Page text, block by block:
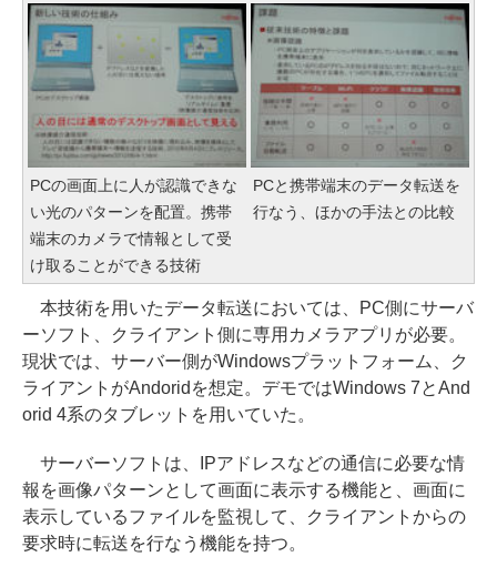
PCの画面上に人が認識できな
い光のパターンを配置。携帯
端末のカメラで情報として受
け取ることができる技術
PCと携帯端末のデータ転送を
行なう、ほかの手法との比較
本技術を用いたデータ転送においては、PC側にサーバ
ーソフト、クライアント側に専用カメラアプリが必要。
現状では、サーバー側がWindowsプラットフォーム、ク
ライアントがAndoridを想定。デモではWindows 7とAnd
orid 4系のタブレットを用いていた。
サーバーソフトは、IPアドレスなどの通信に必要な情
報を画像パターンとして画面に表示する機能と、画面に
表示しているファイルを監視して、クライアントからの
要求時に転送を行なう機能を持つ。